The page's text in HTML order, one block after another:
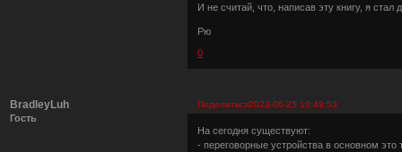
И не считай, что, написав эту книгу, я стал
Рю
0
Поделиться2023-06-25 10:49:53
BradleyLuh
Гость
На сегодня существуют:
- переговорные устройства в основном